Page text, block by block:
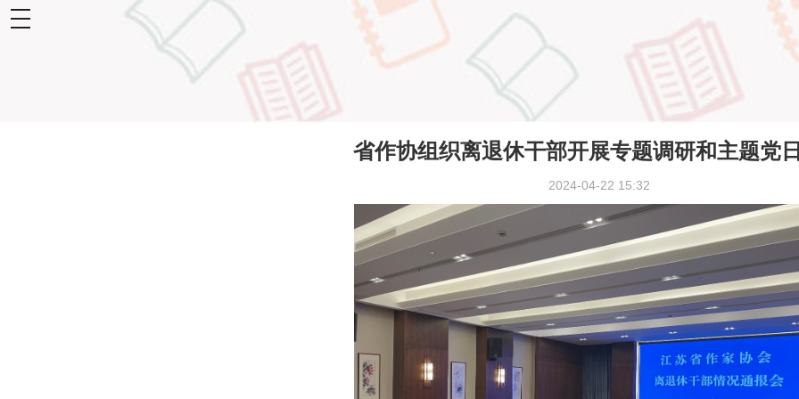
toggle
省作协组织离退休干部开展专题调研和主题党
2024-04-22 15:32